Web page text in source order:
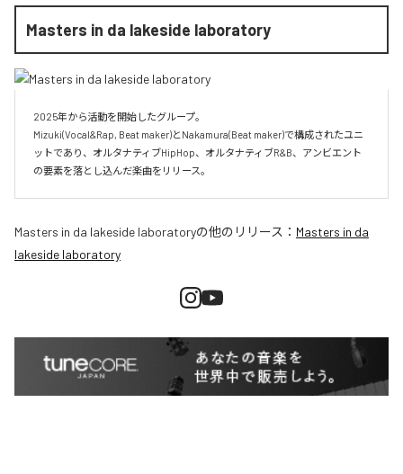
Masters in da lakeside laboratory
2025年から活動を開始したグループ。
Mizuki(Vocal&Rap, Beat maker)とNakamura(Beat maker)で構成されたユニ
ットであり、オルタナティブHipHop、オルタナティブR&B、アンビエント
Masters in da lakeside laboratoryの他のリリース： Masters in da
lakeside laboratory